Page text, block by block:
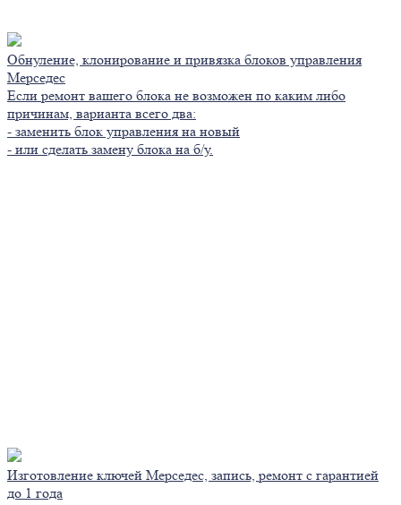
Обнуление, клонирование и привязка блоков управления
Мерседес
Если ремонт вашего блока не возможен по каким либо
причинам, варианта всего два:
- заменить блок управления на новый
- или сделать замену блока на б/у.
Изготовление ключей Мерседес, запись, ремонт с гарантией
до 1 года